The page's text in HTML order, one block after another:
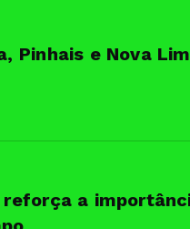
Pinhais e Nova
a